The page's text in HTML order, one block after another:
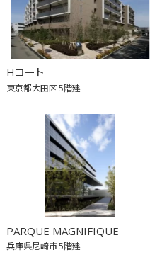
Hコート
東京都大田区5階建
PARQUE MAGNIFIQUE
兵庫県尼崎市5階建